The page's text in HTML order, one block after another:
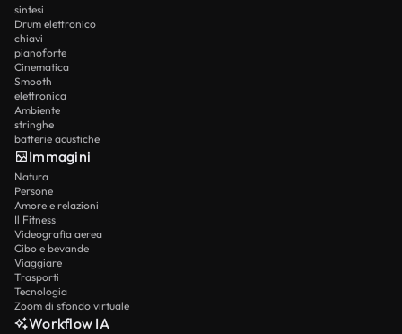
sintesi
Drum elettronico
chiavi
pianoforte
Cinematica
Smooth
elettronica
Ambiente
stringhe
batterie acustiche
Immagini
Natura
Persone
Amore e relazioni
Il Fitness
Videografia aerea
Cibo e bevande
Viaggiare
Trasporti
Tecnologia
Zoom di sfondo virtuale
Workflow IA